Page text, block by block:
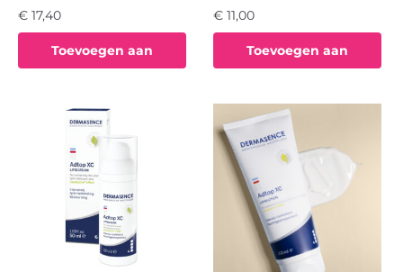
€ 17,40
Toevoegen aan
€ 11,00
Toevoegen aan